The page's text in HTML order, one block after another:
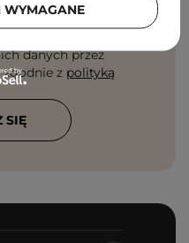
danych przez
zgodnie z polityką
SIĘ